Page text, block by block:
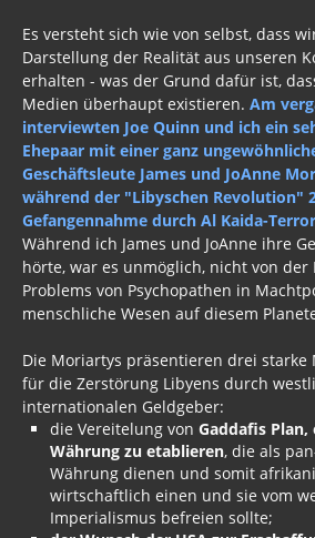
Es versteht sich wie von selbst, dass
Darstellung der Realität aus unseren
erhalten - was der Grund dafür ist,
Medien überhaupt existieren. Am
interviewten Joe Quinn und ich ein
Ehepaar mit einer ganz
Geschäftsleute James und JoAnne
während der "Libyschen Revolution"
Gefangennahme durch Al Kaida-
Während ich James und JoAnne ihre
hörte, war es unmöglich, nicht von der
Problems von Psychopathen in
menschliche Wesen auf diesem
Die Moriartys präsentieren drei starke
für die Zerstörung Libyens durch
internationalen Geldgeber:
die Vereitelung von Gaddafis
Währung zu etablieren, die als
Währung dienen und somit
wirtschaftlich einen und sie vom
Imperialismus befreien sollte;